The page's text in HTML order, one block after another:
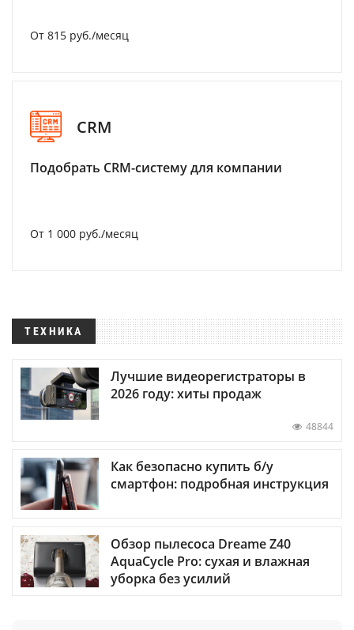
От 815 руб./месяц
CRM
Подобрать CRM-систему для компании
От 1 000 руб./месяц
ТЕХНИКА
Лучшие видеорегистраторы в
2026 году: хиты продаж
48844
Как безопасно купить б/у
смартфон: подробная инструкция
Обзор пылесоса Dreame Z40
AquaCycle Pro: сухая и влажная
уборка без усилий